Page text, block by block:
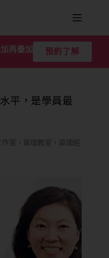
再疊加 預約了解
平，是學員最
作室，瑜珈教室，瑜珈經